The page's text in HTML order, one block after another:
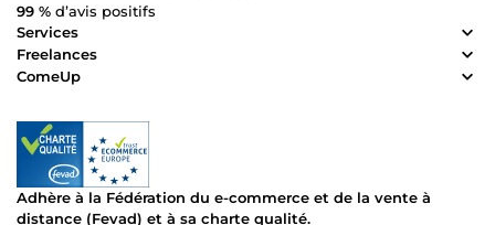
99 % d’avis positifs
Services
Freelances
ComeUp
Adhère à la Fédération du e-commerce et de la vente à
distance (Fevad) et à sa charte qualité.